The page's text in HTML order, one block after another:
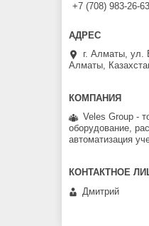
+7 (708) 983-26-63
г. Алматы, ул.
Алматы,
Veles Group -
оборудование,
автоматизация
Дмитрий